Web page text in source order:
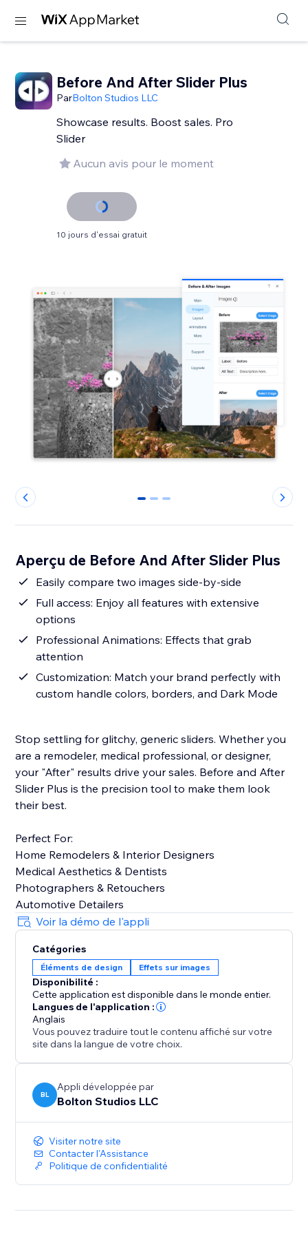
Before And After Slider Plus
ParBolton Studios LLC
Showcase results. Boost sales. Pro
Slider
Aucun avis pour le moment
10 jours d'essai gratuit
0 1 2
Aperçu de Before And After Slider Plus
Easily compare two images side-by-side
Full access: Enjoy all features with extensive
options
Professional Animations: Effects that grab
attention
Customization: Match your brand perfectly with
custom handle colors, borders, and Dark Mode
Stop settling for glitchy, generic sliders. Whether you
are a remodeler, medical professional, or designer,
your "After" results drive your sales. Before and After
Slider Plus is the precision tool to make them look
their best.
Perfect For:
Home Remodelers & Interior Designers
Medical Aesthetics & Dentists
Photographers & Retouchers
Automotive Detailers
Voir la démo de l'appli
Catégories
Éléments de design Effets sur images
Disponibilité :
Cette application est disponible dans le monde entier.
Langues de l'application :
Anglais
Vous pouvez traduire tout le contenu affiché sur votre
site dans la langue de votre choix.
BL
Appli développée par
Bolton Studios LLC
Visiter notre site
Contacter l'Assistance
Politique de confidentialité